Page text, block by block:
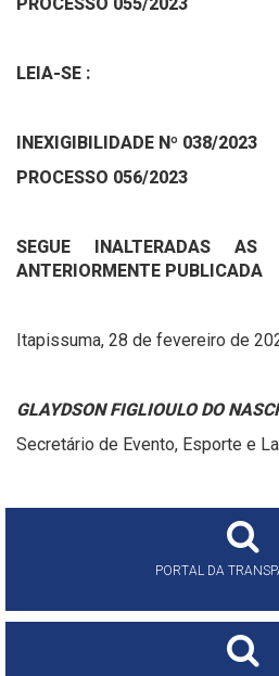
LEIA-SE :
INEXIGIBILIDADE Nº 038/2023
PROCESSO 056/2023
SEGUE INALTERADAS AS
ANTERIORMENTE PUBLICADA
Itapissuma, 28 de fevereiro de
GLAYDSON FIGLIOULO DO
Secretário de Evento, Esporte e
PORTAL DA